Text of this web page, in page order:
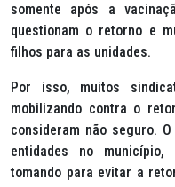
somente após a
questionam o retorno e
filhos para as unidades.
Por isso, muitos
mobilizando contra o
consideram não seguro. O
entidades no
tomando para evitar a